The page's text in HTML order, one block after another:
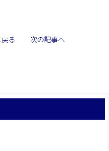
る 次の記事へ